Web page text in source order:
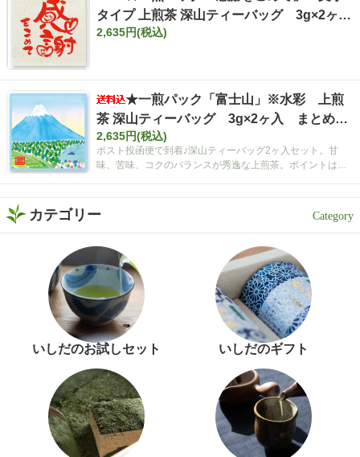
タイプ 上煎茶 深山ティーバッグ 3g×2ヶ
入 まとめ買いセット【ポスト投函便・送料
2,635円(税込)
★一煎パック「富士山」※水彩 上煎
茶 深山ティーバッグ 3g×2ヶ入 まとめ買
いセット【ポスト投函便・送料込み】
2,635円(税込)
ポスト投函便で到着♪深山ティーバッグ2ヶ入セット。甘
味、苦味、コクのバランスが秀逸な上煎茶。ポイントは空
カテゴリー
いしだのお試しセット いしだのギフト